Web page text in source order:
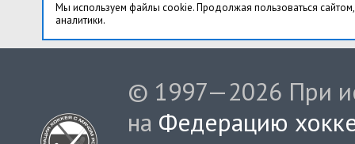
Мы используем файлы cookie. Продолжая пользоваться
аналитики.
© 1997—2026 При
на Федерацию